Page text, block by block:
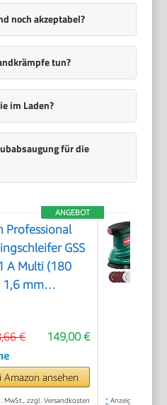
noch akzeptabel?
tun?
im Laden?
für die
ANGEBOT
Professional
GSS
A Multi (180
1,6 mm
149,00 €
€
Amazon ansehen
MwSt., zzgl. Versandkosten * Anzeige